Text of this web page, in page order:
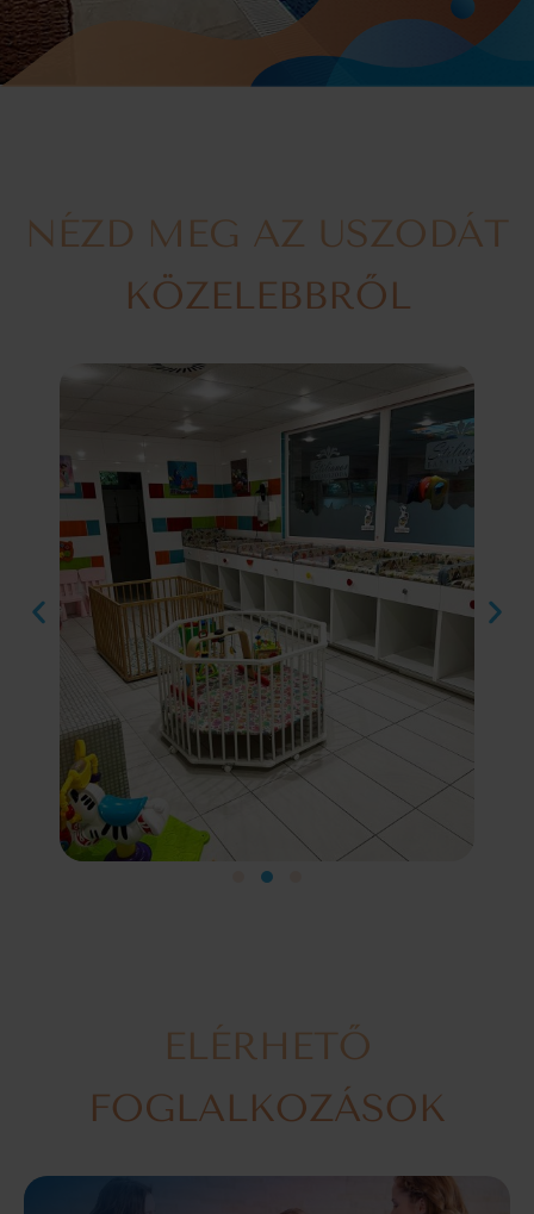
NÉZD MEG AZ USZODÁT
KÖZELEBBRŐL
ELÉRHETŐ
FOGLALKOZÁSOK